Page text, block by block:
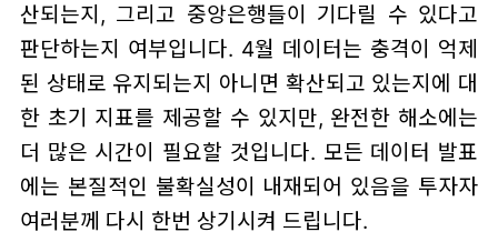
산되는지, 그리고 중앙은행들이 기다릴 수 있다고
판단하는지 여부입니다. 4월 데이터는 충격이 억제
된 상태로 유지되는지 아니면 확산되고 있는지에 대
한 초기 지표를 제공할 수 있지만, 완전한 해소에는
더 많은 시간이 필요할 것입니다. 모든 데이터 발표
에는 본질적인 불확실성이 내재되어 있음을 투자자
여러분께 다시 한번 상기시켜 드립니다.